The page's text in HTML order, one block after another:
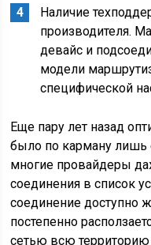
Наличие
производителя.
девайс и
модели
специфической
Еще пару лет назад
было по карману
многие провайдеры
соединения в список
соединение доступно
постепенно
сетью всю территорию